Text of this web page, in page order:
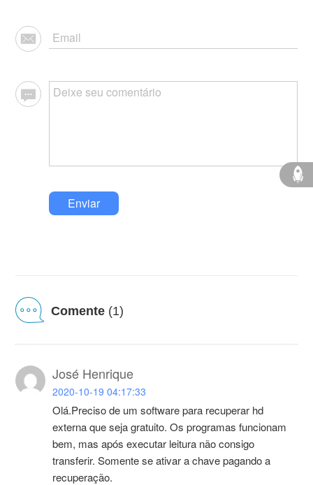
Enviar
Comente (1)
José Henrique
2020-10-19 04:17:33
Olá.Preciso de um software para recuperar hd
externa que seja gratuito. Os programas funcionam
bem, mas após executar leitura não consigo
transferir. Somente se ativar a chave pagando a
recuperação.